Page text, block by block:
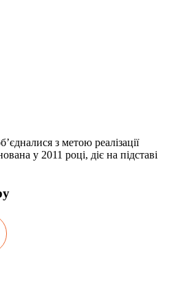
з метою реалізації
у 2011 році, діє на підставі